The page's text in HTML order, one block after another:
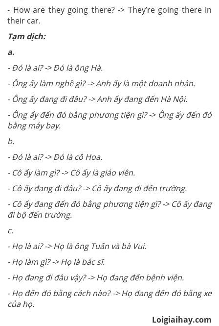
- How are they going there? -> They’re going there in
their car.
Tạm dịch:
a.
- Đó là ai? -> Đó là ông Hà.
- Ông ấy làm nghề gì? -> Anh ấy là một doanh nhân.
- Ông ấy đang đi đâu? -> Anh ấy đang đến Hà Nội.
- Ông ấy đến đó bằng phương tiện gì? -> Ông ấy đến đó
bằng máy bay.
b.
- Đó là ai? -> Đó là cô Hoa.
- Cô ấy làm gì? -> Cô ấy là giáo viên.
- Cô ấy đang đi đâu? -> Cô ấy đang đi đến trường.
- Cô ấy đang đến đó bằng phương tiện gì? -> Cô ấy đang
đi bộ đến trường.
c.
- Họ là ai? -> Họ là ông Tuấn và bà Vui.
- Họ làm gì? -> Họ là bác sĩ.
- Họ đang đi đâu vậy? -> Họ đang đến bệnh viện.
- Họ đến đó bằng cách nào? -> Họ đang đến đó bằng xe
của họ.
Loigiaihay.com